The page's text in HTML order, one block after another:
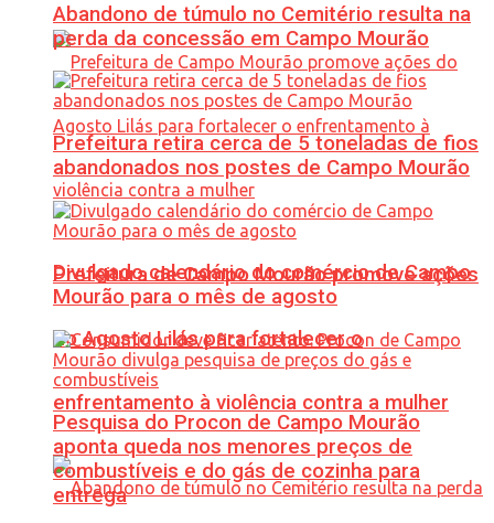
Prefeitura de Campo Mourão promove ações
do Agosto Lilás para fortalecer o
enfrentamento à violência contra a mulher
Abandono de túmulo no Cemitério resulta na
perda da concessão em Campo Mourão
Prefeitura retira cerca de 5 toneladas de fios
abandonados nos postes de Campo Mourão
Divulgado calendário do comércio de Campo
Mourão para o mês de agosto
Pesquisa do Procon de Campo Mourão
aponta queda nos menores preços de
combustíveis e do gás de cozinha para
entrega